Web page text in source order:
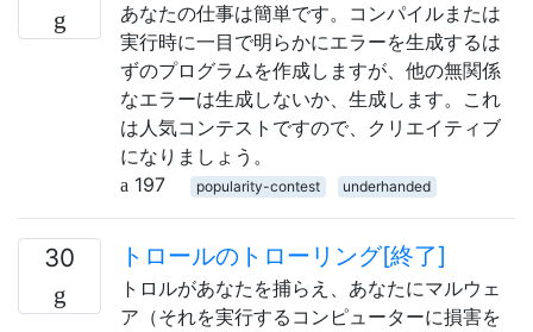
あなたの仕事は簡単です。コンパイルまたは
実行時に一目で明らかにエラーを生成するは
ずのプログラムを作成しますが、他の無関係
なエラーは生成しないか、生成します。これ
は人気コンテストですので、クリエイティブ
になりましょう。
197
popularity-contest underhanded
30 トロールのトローリング[終了]
トロルがあなたを捕らえ、あなたにマルウェ
ア（それを実行するコンピューターに損害を